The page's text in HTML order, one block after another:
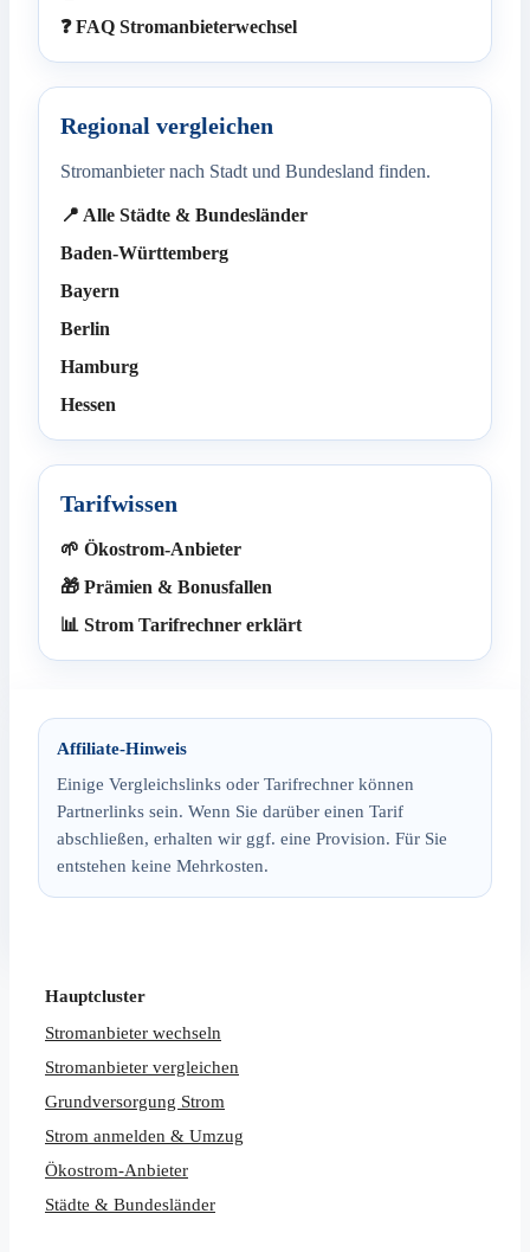
❓ FAQ Stromanbieterwechsel
Regional vergleichen
Stromanbieter nach Stadt und Bundesland finden.
📍 Alle Städte & Bundesländer
Baden-Württemberg
Bayern
Berlin
Hamburg
Hessen
Tarifwissen
🌱 Ökostrom-Anbieter
🎁 Prämien & Bonusfallen
📊 Strom Tarifrechner erklärt
Affiliate-Hinweis
Einige Vergleichslinks oder Tarifrechner können
Partnerlinks sein. Wenn Sie darüber einen Tarif
abschließen, erhalten wir ggf. eine Provision. Für Sie
entstehen keine Mehrkosten.
Hauptcluster
Stromanbieter wechseln
Stromanbieter vergleichen
Grundversorgung Strom
Strom anmelden & Umzug
Ökostrom-Anbieter
Städte & Bundesländer